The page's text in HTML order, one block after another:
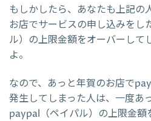
もしかしたら、あなたも上記の
お店でサービスの申し込みを
ル）の上限金額をオーバーして
よ。
なので、あっと年賀のお店で
発生してしまった人は、一度あ
paypal（ペイパル）の上限金額